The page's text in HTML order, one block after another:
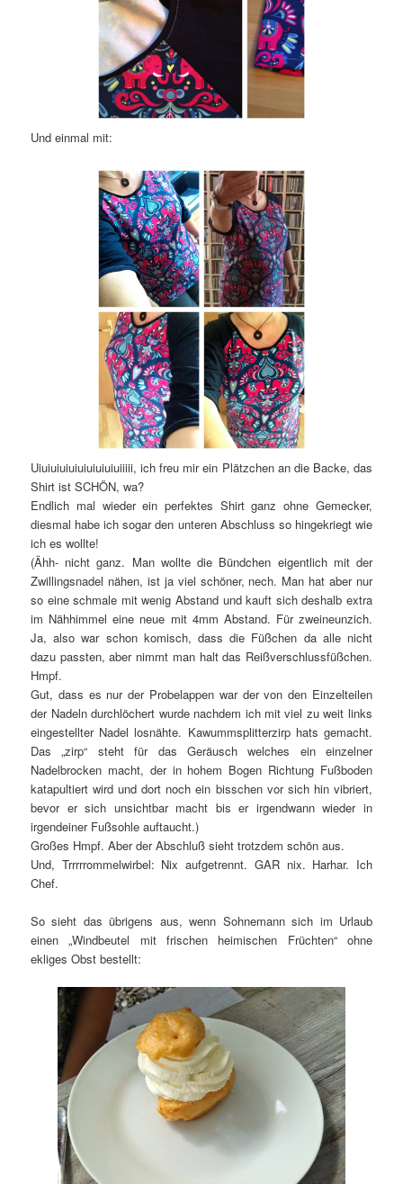
Und einmal mit:
Uiuiuiuiuiuiuiuiuiuiiiii, ich freu mir ein Plätzchen an die Backe, das
Shirt ist SCHÖN, wa?
Endlich mal wieder ein perfektes Shirt ganz ohne Gemecker,
diesmal habe ich sogar den unteren Abschluss so hingekriegt wie
ich es wollte!
(Ähh- nicht ganz. Man wollte die Bündchen eigentlich mit der
Zwillingsnadel nähen, ist ja viel schöner, nech. Man hat aber nur
so eine schmale mit wenig Abstand und kauft sich deshalb extra
im Nähhimmel eine neue mit 4mm Abstand. Für zweineunzich.
Ja, also war schon komisch, dass die Füßchen da alle nicht
dazu passten, aber nimmt man halt das Reißverschlussfüßchen.
Hmpf.
Gut, dass es nur der Probelappen war der von den Einzelteilen
der Nadeln durchlöchert wurde nachdem ich mit viel zu weit links
eingestellter Nadel losnähte. Kawummsplitterzirp hats gemacht.
Das „zirp“ steht für das Geräusch welches ein einzelner
Nadelbrocken macht, der in hohem Bogen Richtung Fußboden
katapultiert wird und dort noch ein bisschen vor sich hin vibriert,
bevor er sich unsichtbar macht bis er irgendwann wieder in
irgendeiner Fußsohle auftaucht.)
Großes Hmpf. Aber der Abschluß sieht trotzdem schön aus.
Und, Trrrrrommelwirbel: Nix aufgetrennt. GAR nix. Harhar. Ich
Chef.
So sieht das übrigens aus, wenn Sohnemann sich im Urlaub
einen „Windbeutel mit frischen heimischen Früchten“ ohne
ekliges Obst bestellt: